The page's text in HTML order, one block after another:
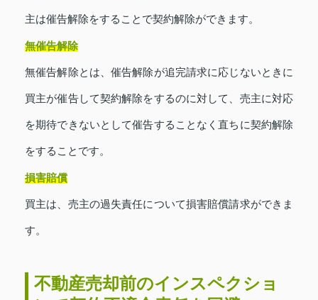
主は催告解除をすることで契約解除ができます。
無催告解除
無催告解除とは、催告解除が追完請求に応じないときに
買主が催告して契約解除をするのに対して、売主に対応
を期待できないとして催告することなく直ちに契約解除
をすることです。
損害賠償
買主は、売主の過失責任について損害賠償請求ができま
す。
不動産売却前のインスペクショ